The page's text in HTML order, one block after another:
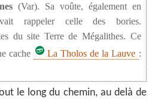
(Var). Sa voûte, également en
rappeler celle des bories.
du site Terre de Mégalithes. Ce
cache
La Tholos de la Lauve :
le long du chemin, au delà de